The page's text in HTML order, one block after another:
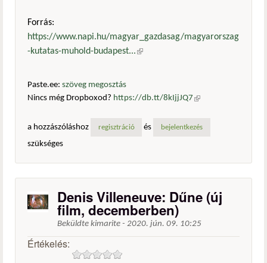
Forrás:
https://www.napi.hu/magyar_gazdasag/magyarorszag
-kutatas-muhold-budapest...(külső hivatkozás)
Paste.ee: szöveg megosztás
Nincs még Dropboxod? https://db.tt/8kIjjJQ7 (külső
a hozzászóláshoz
regisztráció és bejelentkezés
szükséges
Denis Villeneuve: Dűne (új
film, decemberben)
Beküldte kimarite - 2020. jún. 09. 10:25
Értékelés: